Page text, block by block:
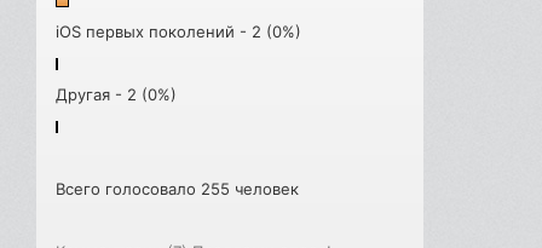
iOS первых поколений - 2 (0%)
Другая - 2 (0%)
Всего голосовало 255 человек